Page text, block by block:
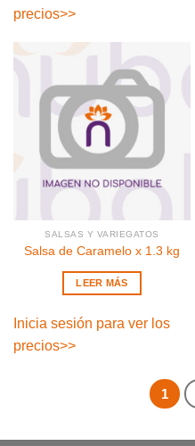
precios>>
SALSAS Y VARIEGATOS
Salsa de Caramelo x 1.3 kg
LEER MÁS
Inicia sesión para ver los
precios>>
1